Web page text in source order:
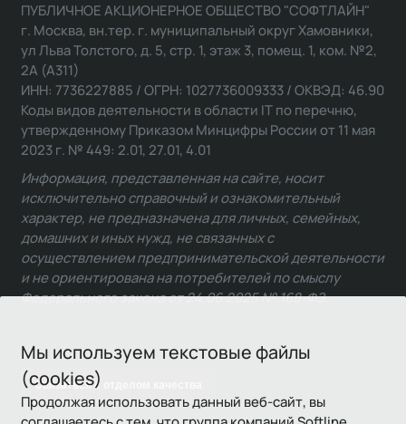
Мы используем текстовые файлы
(cookies)
Продолжая использовать данный веб-сайт, вы
Связаться с отделом качества
ПУБЛИЧНОЕ АКЦИОНЕРНОЕ ОБЩЕСТВО "СОФТЛАЙН"
г. Москва, вн.тер. г. муниципальный округ Хамовники,
ул Льва Толстого, д. 5, стр. 1, этаж 3, помещ. 1, ком. №2,
2А (А311)
ИНН: 7736227885 / ОГРН: 1027736009333 / ОКВЭД: 46.90
Коды видов деятельности в области IT по перечню,
утвержденному Приказом Минцифры России от 11 мая
2023 г. № 449: 2.01, 27.01, 4.01
Информация, представленная на сайте, носит
исключительно справочный и ознакомительный
характер, не предназначена для личных, семейных,
домашних и иных нужд, не связанных с
осуществлением предпринимательской деятельности
и не ориентирована на потребителей по смыслу
Федерального закона от 24.06.2025 № 168-ФЗ.